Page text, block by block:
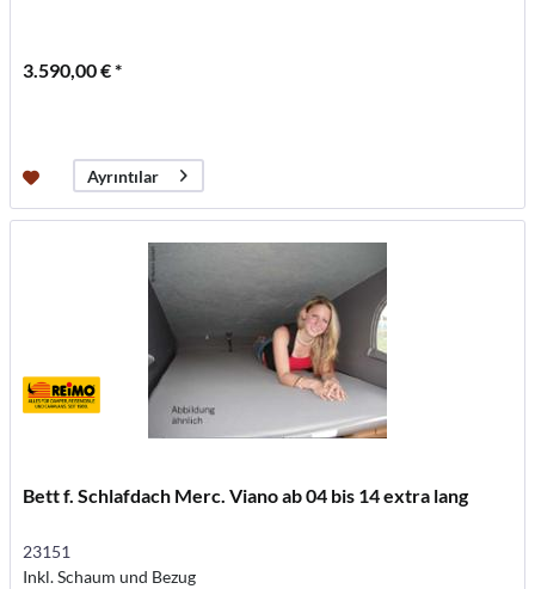
3.590,00 € *
Ayrıntılar
Bett f. Schlafdach Merc. Viano ab 04 bis 14 extra lang
23151
Inkl. Schaum und Bezug